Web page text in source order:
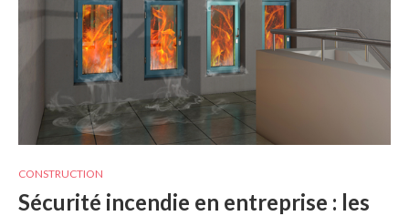
CONSTRUCTION
Sécurité incendie en entreprise : les